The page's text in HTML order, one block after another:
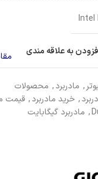
Intel
به علاقه مندی
, مادربرد, محصولات
, خرید مادربرد, قیمت
, مادربرد گیگابایت